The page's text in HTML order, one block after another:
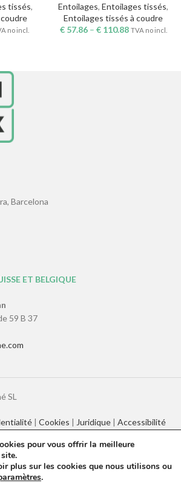
tissés,
no incl.
Entoilages, Entoilages tissés,
Entoilages tissés à coudre
€57.86– €110.88 TVA no incl.
Barcelona
ET BELGIQUE
59 B 37
SL
| Cookies | Juridique| Accessibilité
pour vous offrir la meilleure
plus sur les cookies que nous utilisons ou
.
English
Español